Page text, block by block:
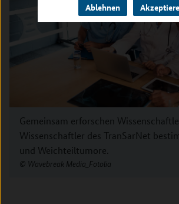
Ablehnen
Gemeinsam erforschen
Wissenschaftler des TranSarNet
und Weichteiltumore.
Wavebreak Media_Fotolia